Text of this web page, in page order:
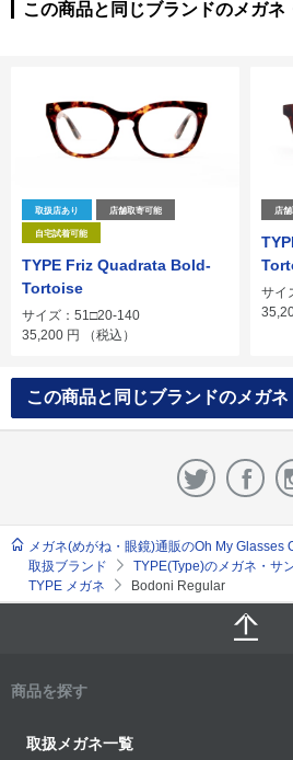
この商品と同じブランドのメガネ
取扱店あり 店舗取寄可能
自宅試着可能
TYPE Friz Quadrata Bold-
Tortoise
サイズ：51□20-140
35,200 円 （税込）
店
サイ
この商品と同じブランドのメガ
メガネ(めがね・眼鏡)通販のOh My Glasses
取扱ブランド
TYPE(Type)のメガネ・サ
TYPE メガネ
Bodoni Regular
商品を探す
取扱メガネ一覧